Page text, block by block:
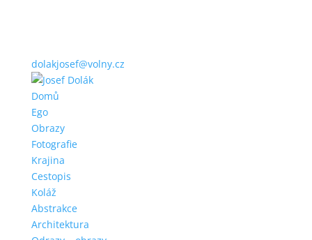
dolakjosef@volny.cz
Domů
Ego
Obrazy
Fotografie
Krajina
Cestopis
Koláž
Abstrakce
Architektura